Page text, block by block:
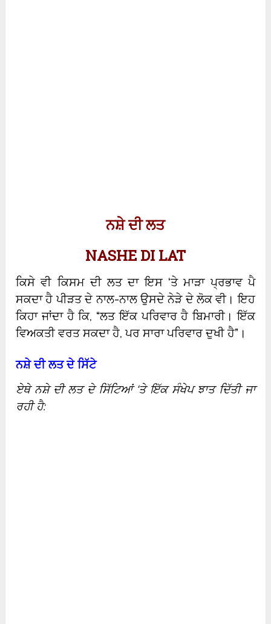
ਨਸ਼ੇ ਦੀ ਲਤ
NASHE DI LAT
ਕਿਸੇ ਵੀ ਕਿਸਮ ਦੀ ਲਤ ਦਾ ਇਸ ‘ਤੇ ਮਾੜਾ ਪ੍ਰਭਾਵ ਪੈ
ਸਕਦਾ ਹੈ ਪੀੜਤ ਦੇ ਨਾਲ-ਨਾਲ ਉਸਦੇ ਨੇੜੇ ਦੇ ਲੋਕ ਵੀ। ਇਹ
ਕਿਹਾ ਜਾਂਦਾ ਹੈ ਕਿ, “ਲਤ ਇੱਕ ਪਰਿਵਾਰ ਹੈ ਬਿਮਾਰੀ। ਇੱਕ
ਵਿਅਕਤੀ ਵਰਤ ਸਕਦਾ ਹੈ, ਪਰ ਸਾਰਾ ਪਰਿਵਾਰ ਦੁਖੀ ਹੈ”।
ਨਸ਼ੇ ਦੀ ਲਤ ਦੇ ਸਿੱਟੇ
ਏਥੇ ਨਸ਼ੇ ਦੀ ਲਤ ਦੇ ਸਿੱਟਿਆਂ ‘ਤੇ ਇੱਕ ਸੰਖੇਪ ਝਾਤ ਦਿੱਤੀ ਜਾ
ਰਹੀ ਹੈ: